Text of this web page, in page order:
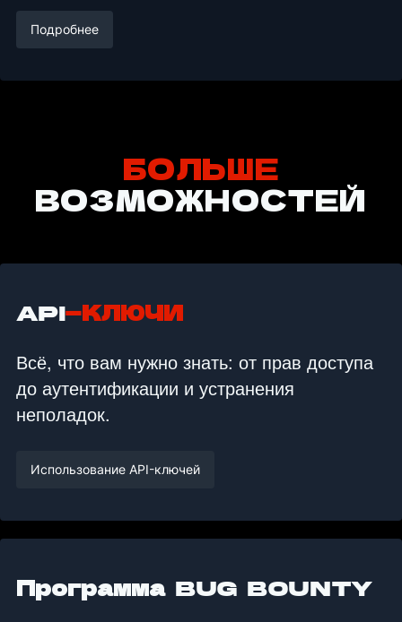
Подробнее
БОЛЬШЕ
ВОЗМОЖНОСТЕЙ
API-КЛЮЧИ
Всё, что вам нужно знать: от прав доступа
до аутентификации и устранения
неполадок.
Использование API-ключей
Программа Bug Bounty